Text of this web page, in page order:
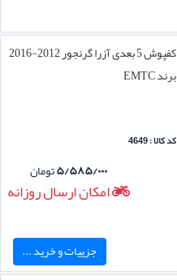
کفپوش 5 بعدی آزرا گرنجور 2012-2016
برند EMTC
کد کالا : 4649
۵/۵۸۵/۰۰۰تومان
امکان ارسال روزانه
جزییات و خرید ...